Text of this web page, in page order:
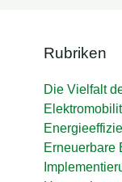
Rubriken
Die Vielfalt
Erneuerbare